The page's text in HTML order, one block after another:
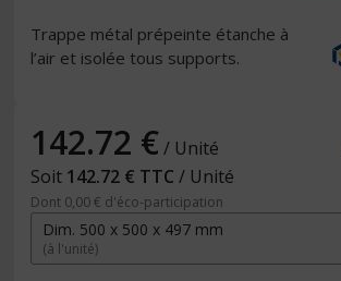
Trappe métal prépeinte étanche à
l’air et isolée tous supports.
142.72 €/ Unité
Soit 142.72 € TTC/ Unité
Dont 0,00 € d'éco-participation
Dim. 500 x 500 x 497 mm
(à l'unité)